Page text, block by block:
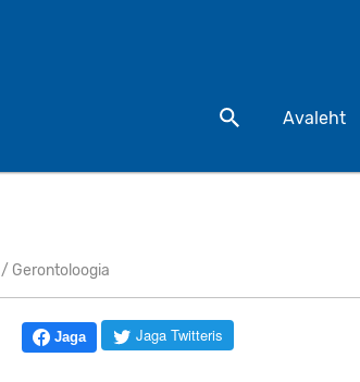
Otsi toodetAvaleht
/ Gerontoloogia
Jaga Jaga Twitteris